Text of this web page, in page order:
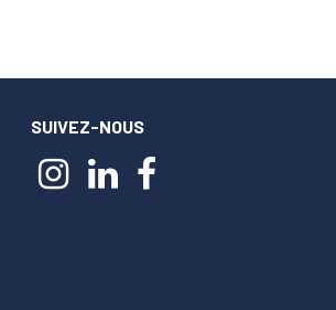
SUIVEZ-NOUS